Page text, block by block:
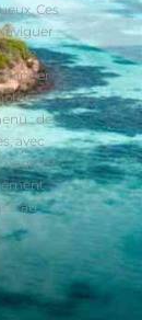
Ces
: des
avec
au